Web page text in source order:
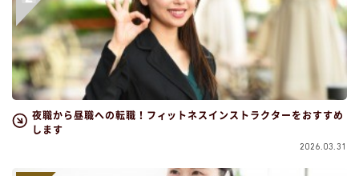
夜職から昼職への転職！フィットネスインストラクターをおすすめ
します
2026.03.31